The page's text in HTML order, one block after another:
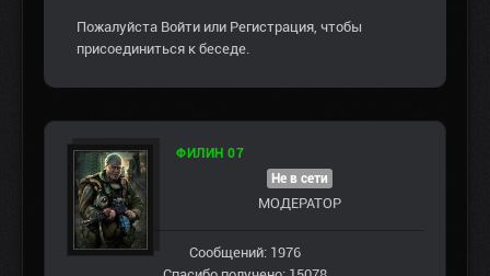
Пожалуйста Войти или Регистрация , чтобы
присоединиться к беседе.
ФИЛИН 07
Не в сети
МОДЕРАТОР
Сообщений: 1976